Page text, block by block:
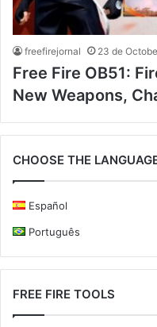
freefirejornal 23 de
Free Fire OB51:
New Weapons,
CHOOSE THE
Español
Português
FREE FIRE TOOLS